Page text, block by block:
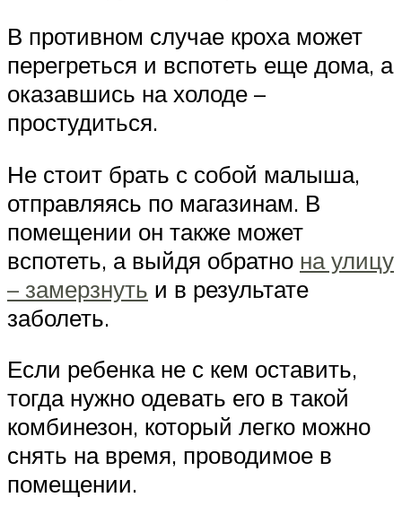
В противном случае кроха может
перегреться и вспотеть еще дома, а
оказавшись на холоде –
простудиться.
Не стоит брать с собой малыша,
отправляясь по магазинам. В
помещении он также может
вспотеть, а выйдя обратно на улицу
– замерзнуть и в результате
заболеть.
Если ребенка не с кем оставить,
тогда нужно одевать его в такой
комбинезон, который легко можно
снять на время, проводимое в
помещении.